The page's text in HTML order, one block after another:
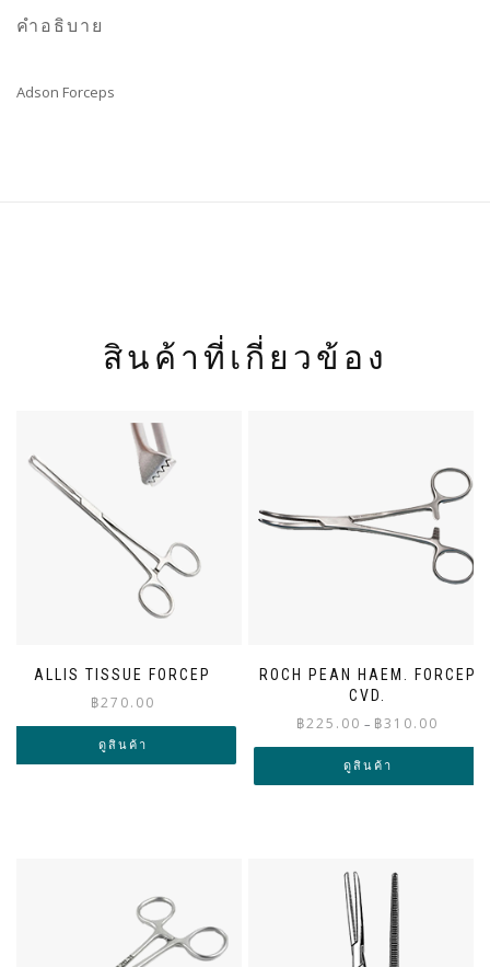
คำอธิบาย
Adson Forceps
สินค้าที่เกี่ยวข้อง
ALLIS TISSUE FORCEP
฿270.00
ดูสินค้า
ROCH PEAN HAEM. FORCEP
CVD.
฿225.00 – ฿310.00
through
ดูสินค้า